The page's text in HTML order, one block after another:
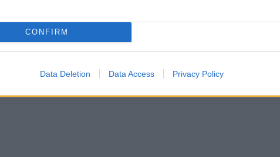
CONFIRM
Data Deletion Data Access Privacy Policy
transmisja na żywo. Gdzie oglądać? (15.05.2026)
Polonia Warszawa - Wisła Kraków, który zostanie rozegrany w piątek, 15 maja
- 33. kolejka). Zobacz gdzie oglądać transmis...